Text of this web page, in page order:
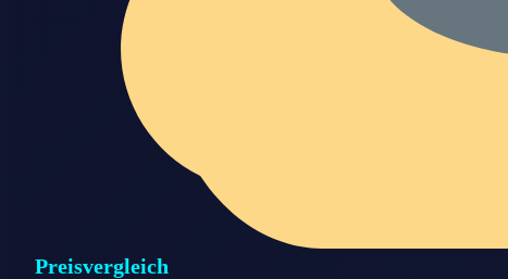
Preisvergleich